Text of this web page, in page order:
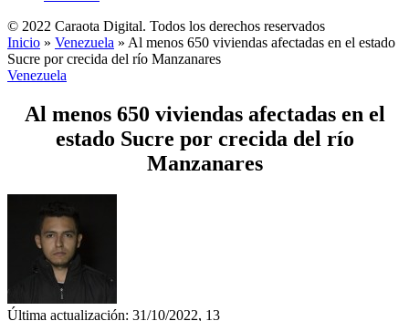
© 2022 Caraota Digital. Todos los derechos reservados
Inicio » Venezuela » Al menos 650 viviendas afectadas en el estado
Sucre por crecida del río Manzanares
Venezuela
Al menos 650 viviendas afectadas en el
estado Sucre por crecida del río
Manzanares
Última actualización: 31/10/2022, 13